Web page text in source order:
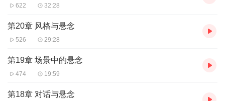
第一部分 冲突
2为冲突而展开头脑风暴
3冲突的基础
5视角与冲突
622 32:28
第20章 风格与悬念
526 29:28
第19章 场景中的悬念
474 19:59
第18章 对话与悬念